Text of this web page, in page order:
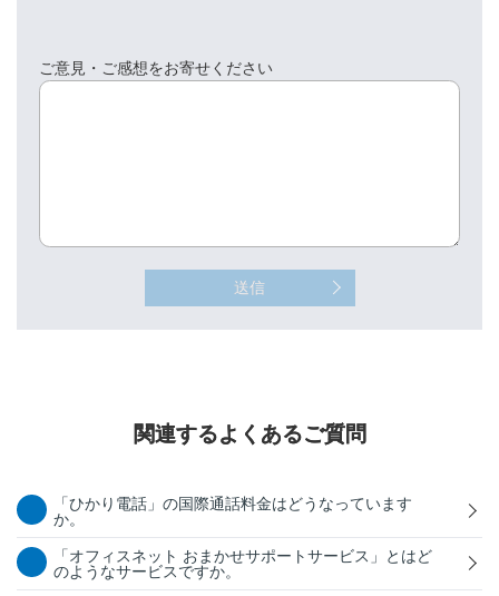
ご意見・ご感想をお寄せください
送信
関連するよくあるご質問
「ひかり電話」の国際通話料金はどうなっています
か。
「オフィスネット おまかせサポートサービス」とはど
のようなサービスですか。